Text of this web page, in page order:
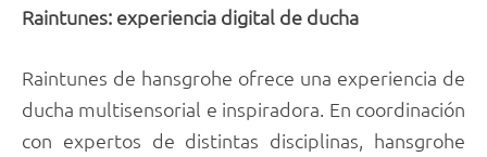
Raintunes: experiencia digital de ducha
Raintunes de hansgrohe ofrece una experiencia de
ducha multisensorial e inspiradora. En coordinación
con expertos de distintas disciplinas, hansgrohe